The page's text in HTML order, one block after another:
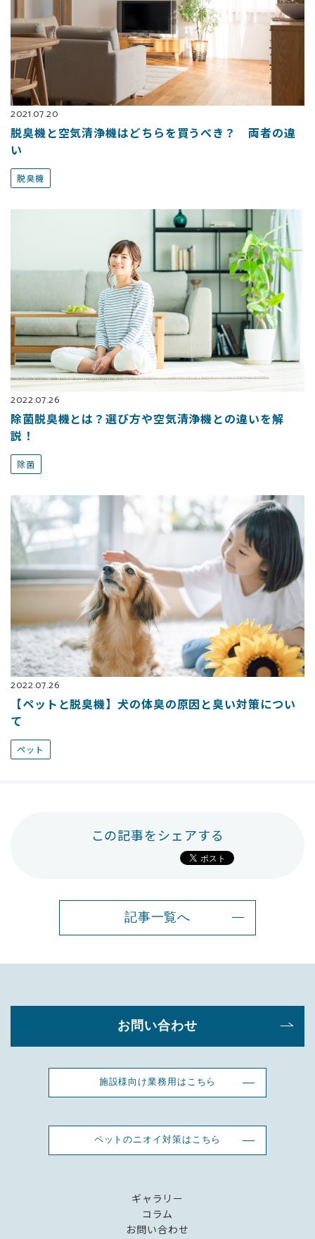
2021.07.20
脱臭機と空気清浄機はどちらを買うべき？ 両者の違
い
脱臭機
2022.07.26
除菌脱臭機とは？選び方や空気清浄機との違いを解
説！
除菌
2022.07.26
【ペットと脱臭機】犬の体臭の原因と臭い対策につい
て
ペット
この記事をシェアする
記事一覧へ
お問い合わせ
施設様向け業務用はこちら
ペットのニオイ対策はこちら
ギャラリー
コラム
お問い合わせ